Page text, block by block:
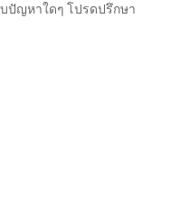
ปัญหาใดๆ โปรดปรึกษา